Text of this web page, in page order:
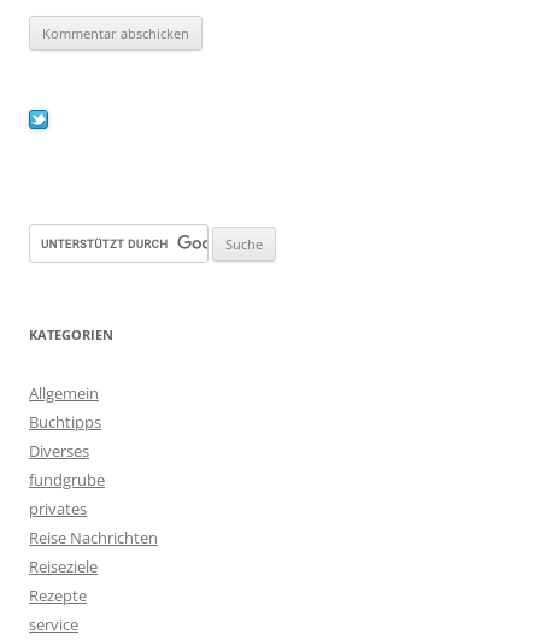
KATEGORIEN
Allgemein
Buchtipps
Diverses
fundgrube
privates
Reise Nachrichten
Reiseziele
Rezepte
service